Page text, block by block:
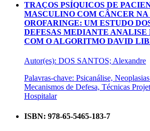
TRAÇOS PSÍQUICOS DE
MASCULINO COM CÂNCER NA
OROFARINGE: UM ESTUDO
DEFESAS MEDIANTE ANALISE
COM O ALGORITMO DAVID
Autor(es): DOS SANTOS; Alexandre
Palavras-chave: Psicanálise,
Mecanismos de Defesa, Técnicas
Hospitalar
ISBN: 978-65-5465-183-7